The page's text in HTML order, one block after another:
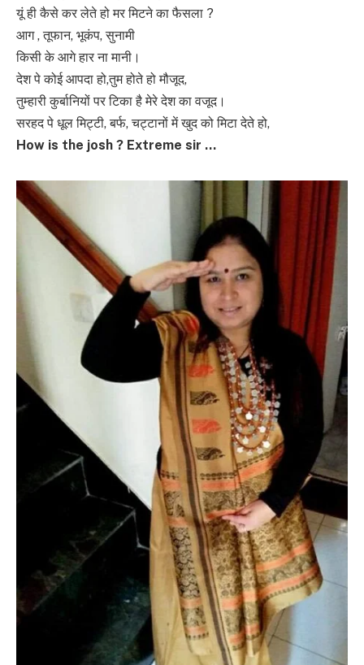
यूं ही कैसे कर लेते हो मर मिटने का फैसला ?
आग , तूफान, भूकंप, सुनामी
किसी के आगे हार ना मानी।
देश पे कोई आपदा हो,तुम होते हो मौजूद,
तुम्हारी कुर्बानियों पर टिका है मेरे देश का वजूद।
सरहद पे धूल मिट्टी, बर्फ, चट्टानों में खुद को मिटा देते हो,
How is the josh ? Extreme sir …